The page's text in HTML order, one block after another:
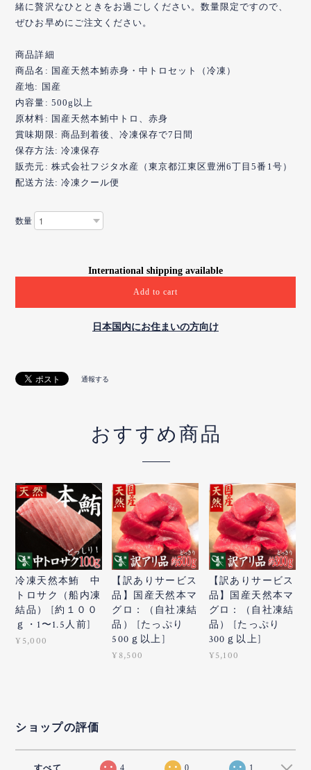
緒に贅沢なひとときをお過ごしください。数量限定ですので、
ぜひお早めにご注文ください。
商品詳細
商品名: 国産天然本鮪赤身・中トロセット（冷凍）
産地: 国産
内容量: 500g以上
原材料: 国産天然本鮪中トロ、赤身
賞味期限: 商品到着後、冷凍保存で7日間
保存方法: 冷凍保存
販売元: 株式会社フジタ水産（東京都江東区豊洲6丁目5番1号）
配送方法: 冷凍クール便
数量
International shipping available
Add to cart
日本国内にお住まいの方向け
通報する
おすすめ商品
冷凍天然本鮪 中
トロサク（船内凍
結品） [約１００
ｇ・1〜1.5人前]
¥5,000
【訳ありサービス
品】国産天然本マ
グロ：（自社凍結
品） [たっぷり
500ｇ以上]
¥8,500
【訳ありサービス
品】国産天然本マ
グロ：（自社凍結
品） [たっぷり
300ｇ以上]
¥5,100
ショップの評価
すべて 4 0 1